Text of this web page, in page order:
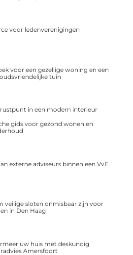
voor ledenverenigingen
voor een gezellige woning en een
tuin
in een modern interieur
gids voor gezond wonen en
externe adviseurs binnen een VvE
veilige sloten onmisbaar zijn voor
in Den Haag
uw huis met deskundig
Amersfoort